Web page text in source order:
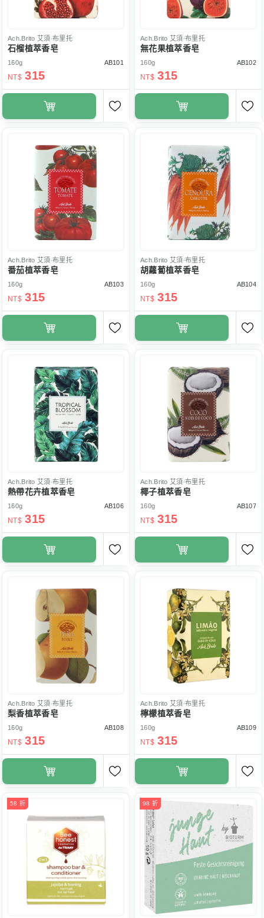
Ach.Brito 艾須‧布里托
石榴植萃香皂
160g AB101
NT$ 315
Ach.Brito 艾須‧布里托
無花果植萃香皂
160g AB102
NT$ 315
Ach.Brito 艾須‧布里托
番茄植萃香皂
160g AB103
NT$ 315
Ach.Brito 艾須‧布里托
胡蘿蔔植萃香皂
160g AB104
NT$ 315
Ach.Brito 艾須‧布里托
熱帶花卉植萃香皂
160g AB106
NT$ 315
Ach.Brito 艾須‧布里托
椰子植萃香皂
160g AB107
NT$ 315
Ach.Brito 艾須‧布里托
梨香植萃香皂
160g AB108
NT$ 315
Ach.Brito 艾須‧布里托
檸檬植萃香皂
160g AB109
NT$ 315
58 折 98 折